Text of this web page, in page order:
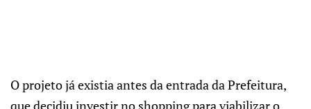
O projeto já existia antes da entrada da Prefeitura,
que decidiu investir no shopping para viabilizar o